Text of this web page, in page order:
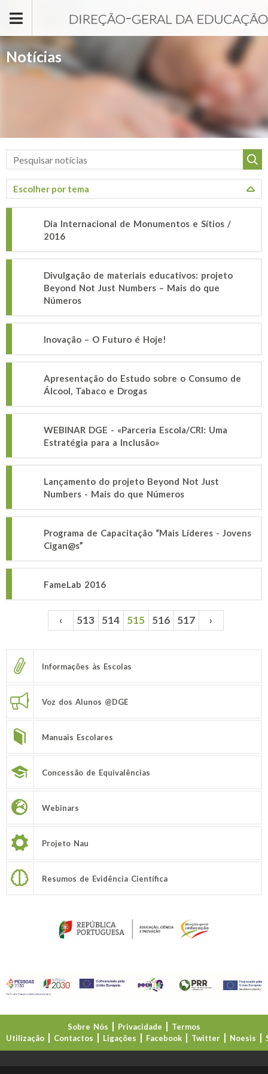
Notícias
Dia Internacional de Monumentos e Sítios /
2016
Divulgação de materiais educativos: projeto
Beyond Not Just Numbers – Mais do que
Números
Inovação – O Futuro é Hoje!
Apresentação do Estudo sobre o Consumo de
Álcool, Tabaco e Drogas
WEBINAR DGE - «Parceria Escola/CRI: Uma
Estratégia para a Inclusão»
Lançamento do projeto Beyond Not Just
Numbers - Mais do que Números
Programa de Capacitação “Mais Líderes - Jovens
Cigan@s”
FameLab 2016
Páginas ‹ 513 514 515 516 517 ›
Informações às Escolas
Voz dos Alunos @DGE
Manuais Escolares
Concessão de Equivalências
Webinars
Projeto Nau
Resumos de Evidência Científica
Sobre Nós Privacidade
Termos
Utilização
Contactos Ligações Facebook Twitter Noesis